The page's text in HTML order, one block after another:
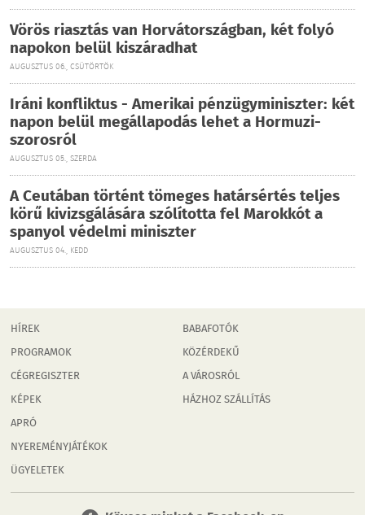
Vörös riasztás van Horvátországban, két folyó
napokon belül kiszáradhat
AUGUSZTUS 06., CSÜTÖRTÖK
Iráni konfliktus - Amerikai pénzügyminiszter: két
napon belül megállapodás lehet a Hormuzi-
szorosról
AUGUSZTUS 05., SZERDA
A Ceutában történt tömeges határsértés teljes
körű kivizsgálására szólította fel Marokkót a
spanyol védelmi miniszter
AUGUSZTUS 04., KEDD
HÍREK
PROGRAMOK
CÉGREGISZTER
KÉPEK
APRÓ
NYEREMÉNYJÁTÉKOK
ÜGYELETEK
BABAFOTÓK
KÖZÉRDEKŰ
A VÁROSRÓL
HÁZHOZ SZÁLLÍTÁS